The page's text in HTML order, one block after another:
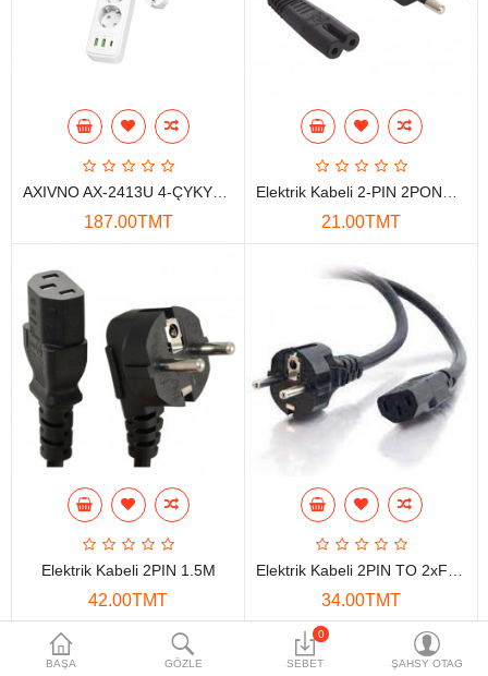
Kompýuter düzüjiler
Kompýuter aksesuarlary
Printerler
Maglumat toplaýjylar
Gorag we howpsuzlyk
Tor Enjamlary
Öý enjamlary
Telefon ulgamy
Akylly öý
Ykjam enjamlar
Proýektorlar
Gurallar
Oýun konsoly
BAŞA GÖZLE
0
SEBET ŞAHSY OTAG
187.00TMT 21.00TMT
Elektrik Kabeli 2PIN 1.5M
42.00TMT 34.00TMT